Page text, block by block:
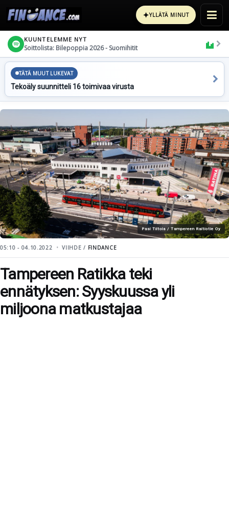
✦YLLÄTÄ MINUT
KUUNTELEMME NYT
Soittolista: Bilepoppia 2026 - Suomihitit
TÄTÄ MUUT LUKEVAT
Tekoäly suunnitteli 16 toimivaa virusta
Pasi Tiitola / Tampereen Raitiotie Oy
05:10 - 04.10.2022 VIIHDE / FINDANCE
Tampereen Ratikka teki
ennätyksen: Syyskuussa yli
miljoona matkustajaa